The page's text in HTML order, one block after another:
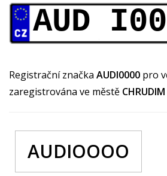
AUD
Registrační značka AUDI0000 pro
zaregistrována ve městě CHRUDIM
AUDIOOOO